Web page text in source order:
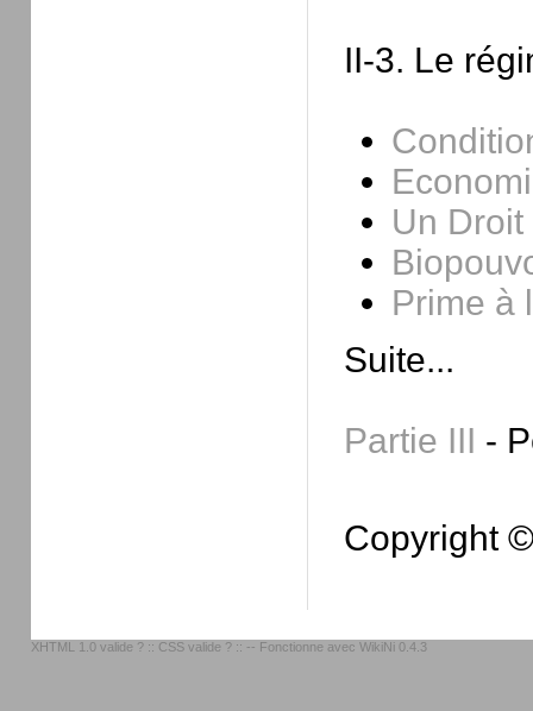
II-3. Le
Un
Prime à
Suite...
Partie III -
Copyright
XHTML 1.0 valide ? :: CSS valide ? :: -- Fonctionne avec WikiNi 0.4.3